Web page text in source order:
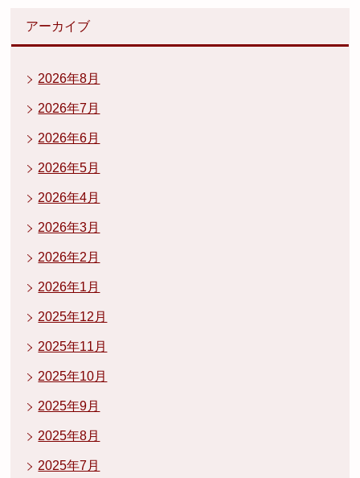
アーカイブ
2026年8月
2026年7月
2026年6月
2026年5月
2026年4月
2026年3月
2026年2月
2026年1月
2025年12月
2025年11月
2025年10月
2025年9月
2025年8月
2025年7月